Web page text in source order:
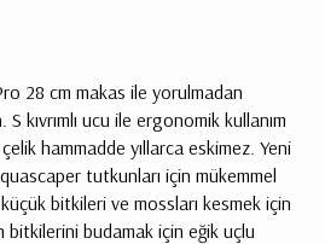
28 cm makas ile yorulmadan
kıvrımlı ucu ile ergonomik kullanım
hammadde yıllarca eskimez. Yeni
tutkunları için mükemmel
bitkileri ve mossları kesmek için
bitkilerini budamak için eğik uçlu